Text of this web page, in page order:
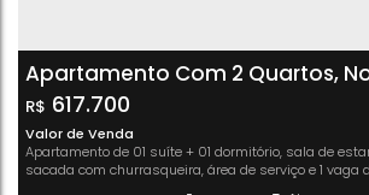
Apartamento Com 2 Quartos,
Jaraguá Do Sul
R$ 617.700
Valor de Venda
Apartamento de 01 suíte + 01 dormitório, sala de
sacada com churrasqueira, área de serviço e 1 vaga de